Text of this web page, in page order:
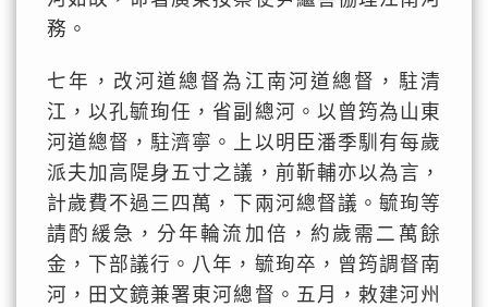
務。
七年，改河道總督為江南河道總督，駐清
江，以孔毓珣任，省副總河。以曾筠為山東
河道總督，駐濟寧。上以明臣潘季馴有每歲
派夫加高隄身五寸之議，前靳輔亦以為言，
計歲費不過三四萬，下兩河總督議。毓珣等
請酌緩急，分年輪流加倍，約歲需二萬餘
金，下部議行。八年，毓珣卒，曾筠調督南
河，田文鏡兼署東河總督。五月，敕建河州